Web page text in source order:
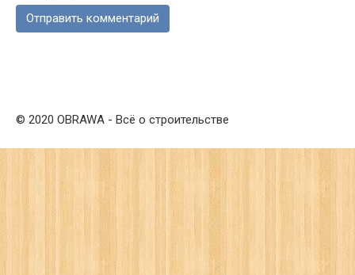
© 2020 OBRAWA - Всё о строительстве